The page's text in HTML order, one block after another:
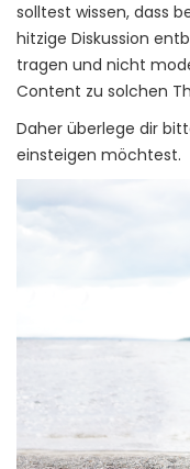
solltest wissen, dass
hitzige Diskussion
tragen und nicht
Content zu solchen
Daher überlege dir
einsteigen möchtest.